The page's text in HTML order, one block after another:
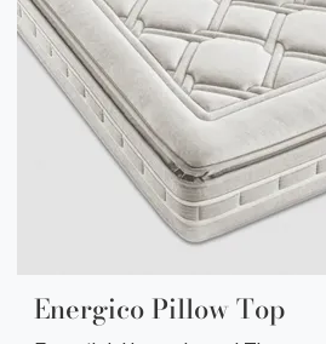
Energico Pillow Top